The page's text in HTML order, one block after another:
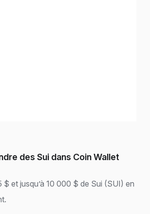
des Sui dans Coin Wallet
$ et jusqu’à 10 000 $ de Sui (SUI) en